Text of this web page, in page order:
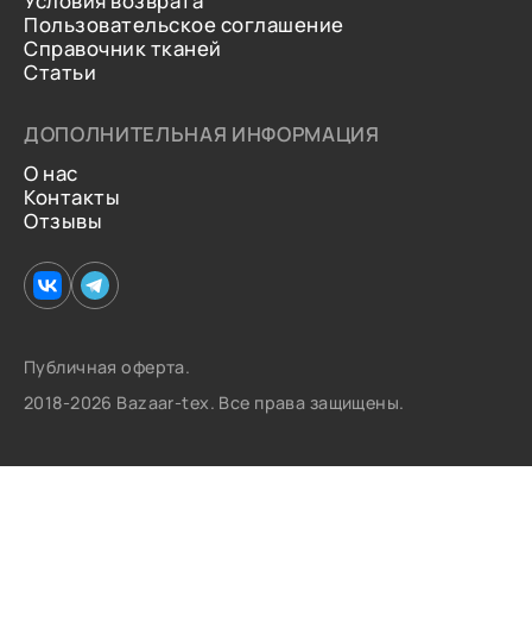
Пользовательское соглашение
Справочник тканей
Статьи
ДОПОЛНИТЕЛЬНАЯ ИНФОРМАЦИЯ
О нас
Контакты
Отзывы
Публичная оферта.
2018-2026 Bazaar-tex. Все права защищены.